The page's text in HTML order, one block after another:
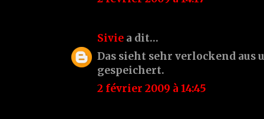
Sivie a dit…
Das sieht sehr verlockend aus
gespeichert.
2 février 2009 à 14:45